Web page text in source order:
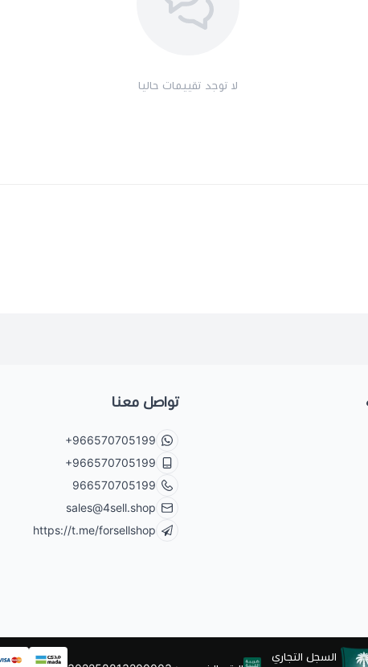
لا توجد تقييمات حاليا
تواصل معنا
+966570705199
+966570705199
966570705199
sales@4sell.shop
https://t.me/forsellshop
السجل التجاري